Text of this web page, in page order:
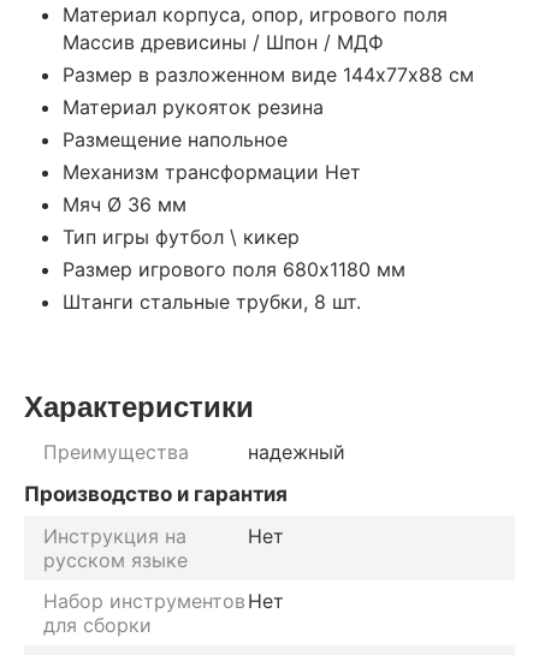
Материал корпуса, опор, игрового поля
Массив древисины / Шпон / МДФ
Размер в разложенном виде 144х77х88 см
Материал рукояток резина
Размещение напольное
Механизм трансформации Нет
Мяч Ø 36 мм
Тип игры футбол \ кикер
Размер игрового поля 680х1180 мм
Штанги стальные трубки, 8 шт.
Характеристики
Преимущества
надежный
Производство и гарантия
Инструкция на
русском языке
Нет
Набор инструментов
для сборки
Нет